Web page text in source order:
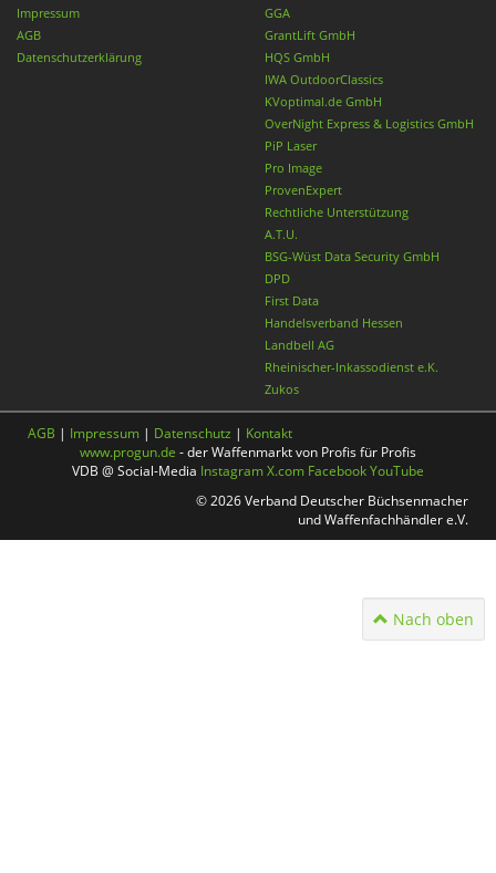
Impressum
AGB
Datenschutzerklärung
GGA
GrantLift GmbH
HQS GmbH
IWA OutdoorClassics
KVoptimal.de GmbH
OverNight Express & Logistics GmbH
PiP Laser
Pro Image
ProvenExpert
Rechtliche Unterstützung
A.T.U.
BSG-Wüst Data Security GmbH
DPD
First Data
Handelsverband Hessen
Landbell AG
Rheinischer-Inkassodienst e.K.
Zukos
AGB | Impressum | Datenschutz | Kontakt
www.progun.de - der Waffenmarkt von Profis für Profis
VDB @ Social-Media InstagramX.com FacebookYouTube
© 2026 Verband Deutscher Büchsenmacher
und Waffenfachhändler e.V.
Nach oben